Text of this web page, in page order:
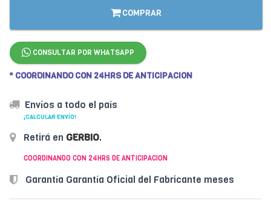
COMPRAR
CONSULTAR POR WHATSAPP
* COORDINANDO CON 24HRS DE ANTICIPACION
Envíos a todo el país
¡CALCULAR ENVÍO!
Retirá en GERBIO.
COORDINANDO CON 24HRS DE ANTICIPACION
Garantía Garantía Oficial del Fabricante meses